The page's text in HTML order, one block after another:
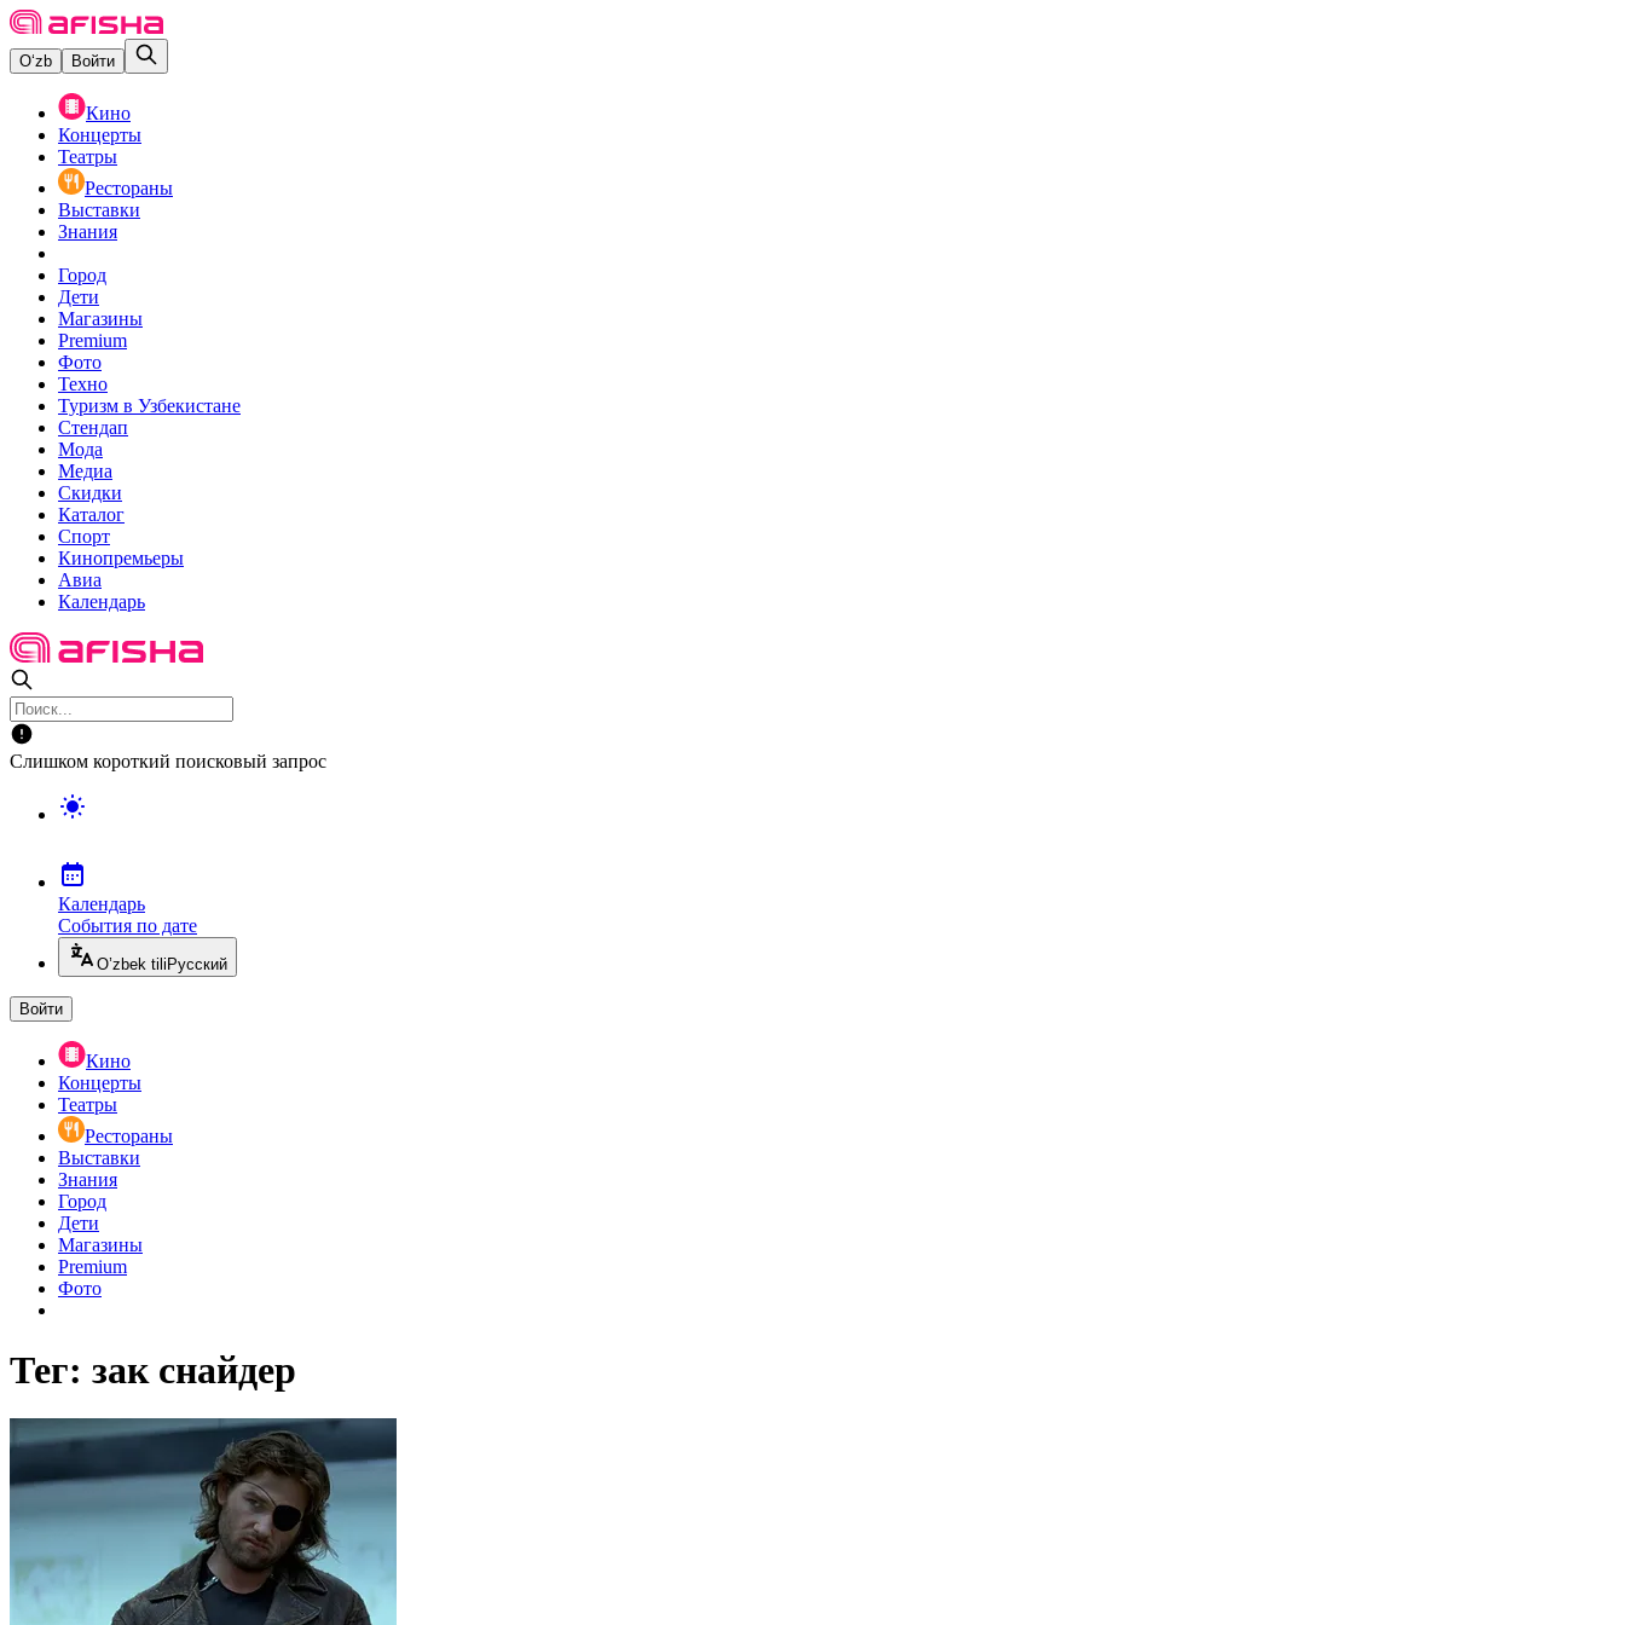
O‘zb Войти
Кино
Концерты
Театры
Рестораны
Выставки
Знания
Город
Дети
Магазины
Premium
Фото
Техно
Туризм в Узбекистане
Стендап
Мода
Медиа
Скидки
Каталог
Спорт
Кинопремьеры
Авиа
Календарь
Слишком короткий поисковый запрос
Календарь
События по дате
O’zbek tili Русский
Войти
Кино
Концерты
Театры
Рестораны
Выставки
Знания
Город
Дети
Магазины
Premium
Фото
Тег: зак снайдер